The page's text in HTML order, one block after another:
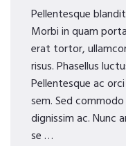
Pellentesque
Morbi in quam
erat tortor,
risus. Phasellus
Pellentesque ac
sem. Sed
dignissim ac. Nunc
se …